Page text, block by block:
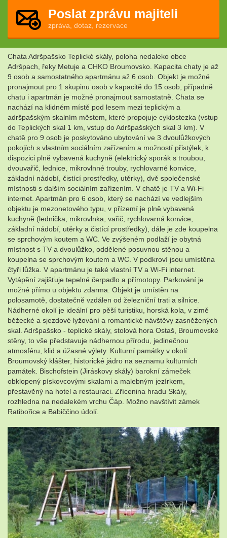
Poslat zprávu majiteli
zpráva, dotaz, rezervace
Chata Adršpašsko Teplické skály, poloha nedaleko obce
Adršpach, řeky Metuje a CHKO Broumovsko. Kapacita chaty je až
9 osob a samostatného apartmánu až 6 osob. Objekt je možné
pronajmout pro 1 skupinu osob v kapacitě do 15 osob, případně
chatu i apartmán je možné pronajmout samostatně. Chata se
nachází na klidném místě pod lesem mezi teplickým a
adršpašským skalním městem, které propojuje cyklostezka (vstup
do Teplických skal 1 km, vstup do Adršpašských skal 3 km). V
chatě pro 9 osob je poskytováno ubytování ve 3 dvoulůžkových
pokojích s vlastním sociálním zařízením a možností přistýlek, k
dispozici plně vybavená kuchyně (elektrický sporák s troubou,
dvouvařič, lednice, mikrovlnné trouby, rychlovarné konvice,
základní nádobí, čistící prostředky, utěrky), dvě společenské
místnosti s dalším sociálním zařízením. V chatě je TV a Wi-Fi
internet. Apartmán pro 6 osob, který se nachází ve vedlejším
objektu je mezonetového typu, v přízemí je plně vybavená
kuchyně (lednička, mikrovlnka, vařič, rychlovarná konvice,
základní nádobí, utěrky a čistící prostředky), dále je zde koupelna
se sprchovým koutem a WC. Ve zvýšeném podlaží je obytná
místnost s TV a dvoulůžko, oddělené posuvnou stěnou a
koupelna se sprchovým koutem a WC. V podkroví jsou umístěna
čtyři lůžka. V apartmánu je také vlastní TV a Wi-Fi internet.
Vytápění zajišťuje tepelné čerpadlo a přímotopy. Parkování je
možné přímo u objektu zdarma. Objekt je umístěn na
polosamotě, dostatečně vzdálen od železniční trati a silnice.
Nádherné okolí je ideální pro pěší turistiku, horská kola, v zimě
běžecké a sjezdové lyžování a romantické návštěvy zasněžených
skal. Adršpašsko - teplické skály, stolová hora Ostaš, Broumovské
stěny, to vše představuje nádhernou přírodu, jedinečnou
atmosféru, klid a úžasné výlety. Kulturní památky v okolí:
Broumovský klášter, historické jádro na seznamu kulturních
památek. Bischofstein (Jiráskovy skály) barokní zámeček
obklopený pískovcovými skalami a malebným jezírkem,
přestavěný na hotel a restauraci. Zřícenina hradu Skály,
rozhledna na nedalekém vrchu Čáp. Možno navštívit zámek
Ratibořice a Babiččino údolí.